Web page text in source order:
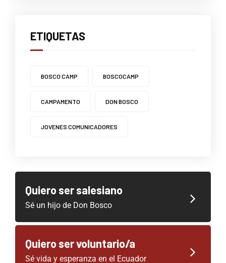
ETIQUETAS
BOSCO CAMP BOSCOCAMP
CAMPAMENTO DON BOSCO
JOVENES COMUNICADORES
Quiero ser salesiano
Sé un hijo de Don Bosco
Quiero ser voluntario/a
Sé vida y esperanza en el Ecuador